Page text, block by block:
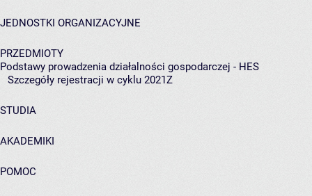
JEDNOSTKI ORGANIZACYJNE
PRZEDMIOTY
Podstawy prowadzenia działalności gospodarczej - HES
Szczegóły rejestracji w cyklu 2021Z
STUDIA
AKADEMIKI
POMOC